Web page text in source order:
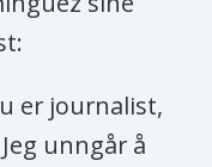
er journalist,
unngår å